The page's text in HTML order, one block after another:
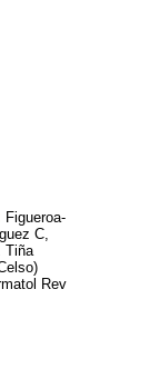
Figueroa-
C,
Tiña
Rev